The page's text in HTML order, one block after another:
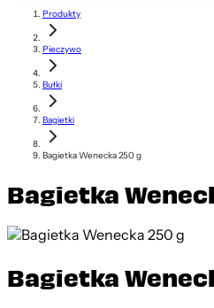
Produkty
Pieczywo
Bułki
Bagietki
Bagietka Wenecka 250 g
Bagietka
Bagietka